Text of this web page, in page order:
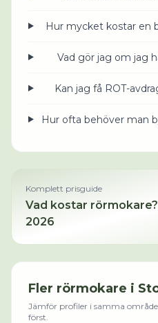
Hur mycket kostar en
Vad gör jag om jag
Kan jag få ROT-
Hur ofta behöver man
Komplett prisguide
Vad kostar rörmokare
2026
Fler rörmokare i
Jämför profiler i samma
först.